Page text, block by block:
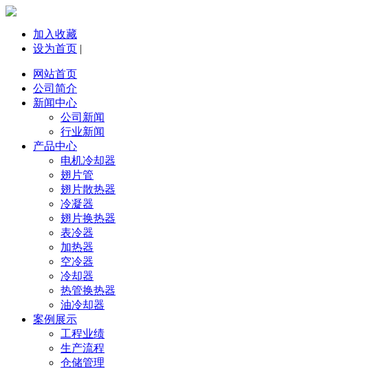
加入收藏
设为首页 |
网站首页
公司简介
新闻中心
公司新闻
行业新闻
产品中心
电机冷却器
翅片管
翅片散热器
冷凝器
翅片换热器
表冷器
加热器
空冷器
冷却器
热管换热器
油冷却器
案例展示
工程业绩
生产流程
仓储管理